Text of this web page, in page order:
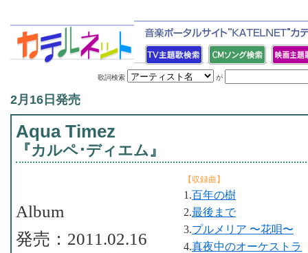
歌詞検索 が
2月16日発売
Aqua Timez
『カルペ･ディエム』
【収録曲】
1.百年の樹
2.最後まで
3.プルメリア 〜花唄〜
4.真夜中のオーケストラ
Album
発売：2011.02.16